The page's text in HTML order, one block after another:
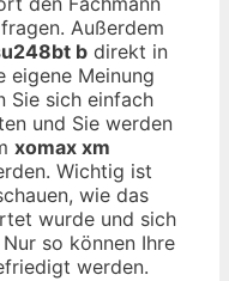
Außerdem
b direkt in
eigene Meinung
Sie sich einfach
und Sie werden
xomax xm
Wichtig ist
wie das
wurde und sich
so können Ihre
werden.